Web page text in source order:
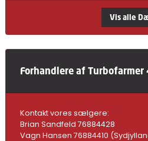
Vis alle
Forhandlere af Turbofarmer
Kontakt vores sælgere:
Brian Sandfeld 76884428
Vagn Hansen 76884410